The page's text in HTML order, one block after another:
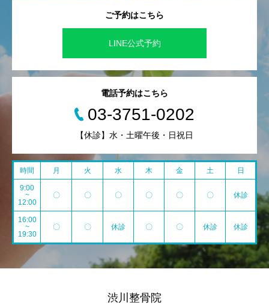
ご予約はこちら
LINE公式予約
電話予約はこちら
03-3751-0202
【休診】水・土曜午後・日祝日
時間 月 火 水 木 金 土 日
9:00
~
12:00
〇 〇 〇 〇 〇 〇 休診
16:00
~
19:30
〇 〇 休診 〇 〇 休診 休診
渋川整骨院